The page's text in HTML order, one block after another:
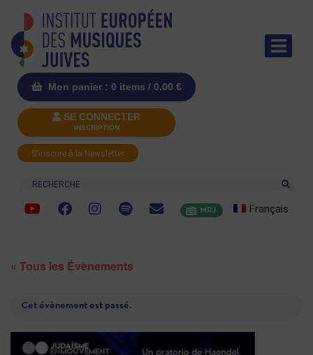
Mon panier : 0 items / 0.00 €
SE CONNECTER
INSCRIPTION
S'inscrire à la Newsletter
Recherche
MRJ Français
« Tous les Évènements
Cet évènement est passé.